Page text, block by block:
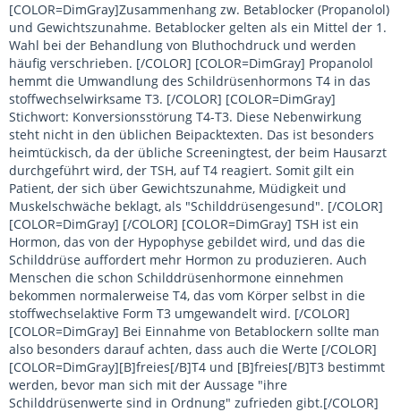
[COLOR=DimGray]Zusammenhang zw. Betablocker (Propanolol)
und Gewichtszunahme. Betablocker gelten als ein Mittel der 1.
Wahl bei der Behandlung von Bluthochdruck und werden
häufig verschrieben. [/COLOR] [COLOR=DimGray] Propanolol
hemmt die Umwandlung des Schildrüsenhormons T4 in das
stoffwechselwirksame T3. [/COLOR] [COLOR=DimGray]
Stichwort: Konversionsstörung T4-T3. Diese Nebenwirkung
steht nicht in den üblichen Beipacktexten. Das ist besonders
heimtückisch, da der übliche Screeningtest, der beim Hausarzt
durchgeführt wird, der TSH, auf T4 reagiert. Somit gilt ein
Patient, der sich über Gewichtszunahme, Müdigkeit und
Muskelschwäche beklagt, als "Schilddrüsengesund". [/COLOR]
[COLOR=DimGray] [/COLOR] [COLOR=DimGray] TSH ist ein
Hormon, das von der Hypophyse gebildet wird, und das die
Schilddrüse auffordert mehr Hormon zu produzieren. Auch
Menschen die schon Schilddrüsenhormone einnehmen
bekommen normalerweise T4, das vom Körper selbst in die
stoffwechselaktive Form T3 umgewandelt wird. [/COLOR]
[COLOR=DimGray] Bei Einnahme von Betablockern sollte man
also besonders darauf achten, dass auch die Werte [/COLOR]
[COLOR=DimGray][B]freies[/B]T4 und [B]freies[/B]T3 bestimmt
werden, bevor man sich mit der Aussage "ihre
Schilddrüsenwerte sind in Ordnung" zufrieden gibt.[/COLOR]